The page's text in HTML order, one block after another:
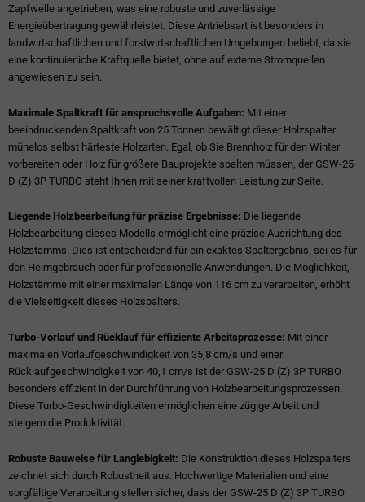
Zapfwelle angetrieben, was eine robuste und zuverlässige
Energieübertragung gewährleistet. Diese Antriebsart ist besonders in
landwirtschaftlichen und forstwirtschaftlichen Umgebungen beliebt, da sie
eine kontinuierliche Kraftquelle bietet, ohne auf externe Stromquellen
angewiesen zu sein.
Maximale Spaltkraft für anspruchsvolle Aufgaben: Mit einer
beeindruckenden Spaltkraft von 25 Tonnen bewältigt dieser Holzspalter
mühelos selbst härteste Holzarten. Egal, ob Sie Brennholz für den Winter
vorbereiten oder Holz für größere Bauprojekte spalten müssen, der GSW-25
D (Z) 3P TURBO steht Ihnen mit seiner kraftvollen Leistung zur Seite.
Liegende Holzbearbeitung für präzise Ergebnisse: Die liegende
Holzbearbeitung dieses Modells ermöglicht eine präzise Ausrichtung des
Holzstamms. Dies ist entscheidend für ein exaktes Spaltergebnis, sei es für
den Heimgebrauch oder für professionelle Anwendungen. Die Möglichkeit,
Holzstämme mit einer maximalen Länge von 116 cm zu verarbeiten, erhöht
die Vielseitigkeit dieses Holzspalters.
Turbo-Vorlauf und Rücklauf für effiziente Arbeitsprozesse: Mit einer
maximalen Vorlaufgeschwindigkeit von 35,8 cm/s und einer
Rücklaufgeschwindigkeit von 40,1 cm/s ist der GSW-25 D (Z) 3P TURBO
besonders effizient in der Durchführung von Holzbearbeitungsprozessen.
Diese Turbo-Geschwindigkeiten ermöglichen eine zügige Arbeit und
steigern die Produktivität.
Robuste Bauweise für Langlebigkeit: Die Konstruktion dieses Holzspalters
zeichnet sich durch Robustheit aus. Hochwertige Materialien und eine
sorgfältige Verarbeitung stellen sicher, dass der GSW-25 D (Z) 3P TURBO